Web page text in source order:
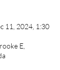
11, 2024, 1:30
E,